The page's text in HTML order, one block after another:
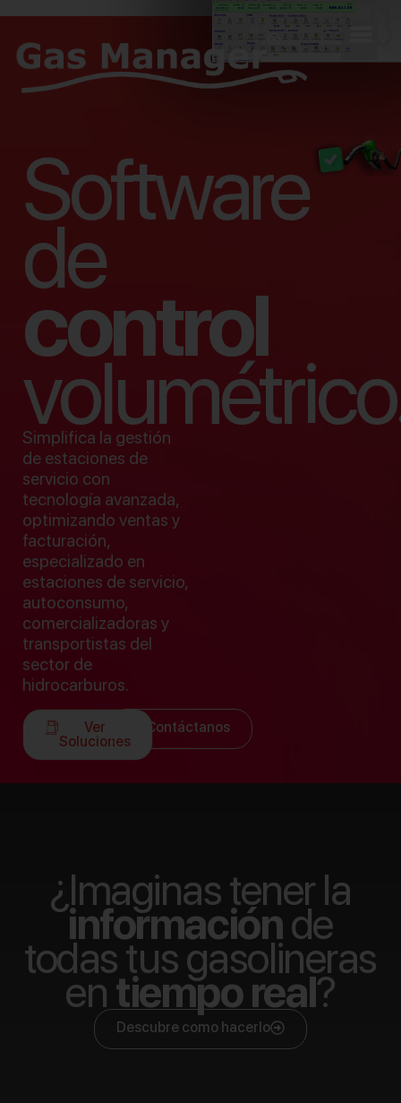
Software
de
control
Simplifica la gestión
de estaciones de
servicio con
tecnología avanzada,
optimizando ventas y
facturación,
especializado en
estaciones de servicio,
autoconsumo,
comercializadoras y
transportistas del
sector de
hidrocarburos.
Ver
Soluciones
Contáctanos
¿Imaginas tener la
informaciónde
todas tus gasolineras
entiempo real?
Descubre como hacerlo